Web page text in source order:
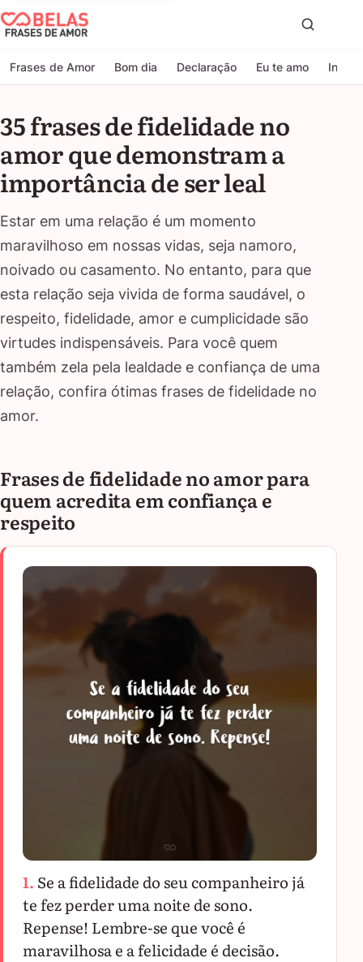
Belas Frases de Amor
Frases de Amor Bom dia Declaração Eu te amo
35 frases de fidelidade no
amor que demonstram a
importância de ser leal
Estar em uma relação é um momento
maravilhoso em nossas vidas, seja namoro,
noivado ou casamento. No entanto, para que
esta relação seja vivida de forma saudável, o
respeito, fidelidade, amor e cumplicidade são
virtudes indispensáveis. Para você quem
também zela pela lealdade e confiança de uma
relação, confira ótimas frases de fidelidade no
amor.
Frases de fidelidade no amor para
quem acredita em confiança e
respeito
1. Se a fidelidade do seu companheiro já
te fez perder uma noite de sono.
Repense! Lembre-se que você é
maravilhosa e a felicidade é decisão.